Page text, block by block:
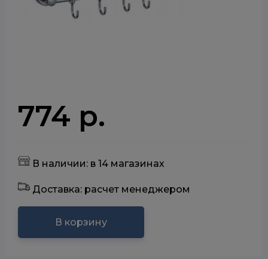
774 р.
В наличии: в 14 магазинах
Доставка: расчет менеджером
В корзину